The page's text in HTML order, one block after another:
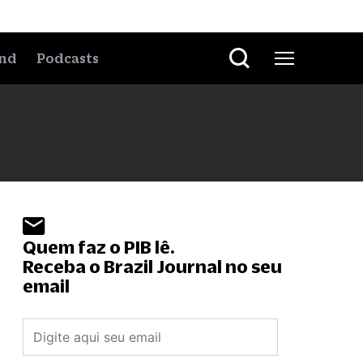
Podcasts
Quem faz o PIB lê.
Receba o Brazil Journal no seu
email